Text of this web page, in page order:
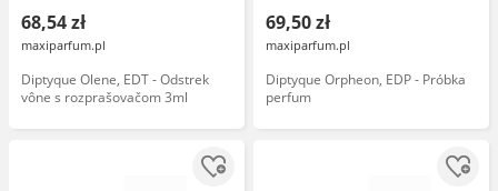
68,54 zł
maxiparfum.pl
Diptyque Olene, EDT - Odstrek
vône s rozprašovačom 3ml
69,50 zł
maxiparfum.pl
Diptyque Orpheon, EDP - Próbka
perfum